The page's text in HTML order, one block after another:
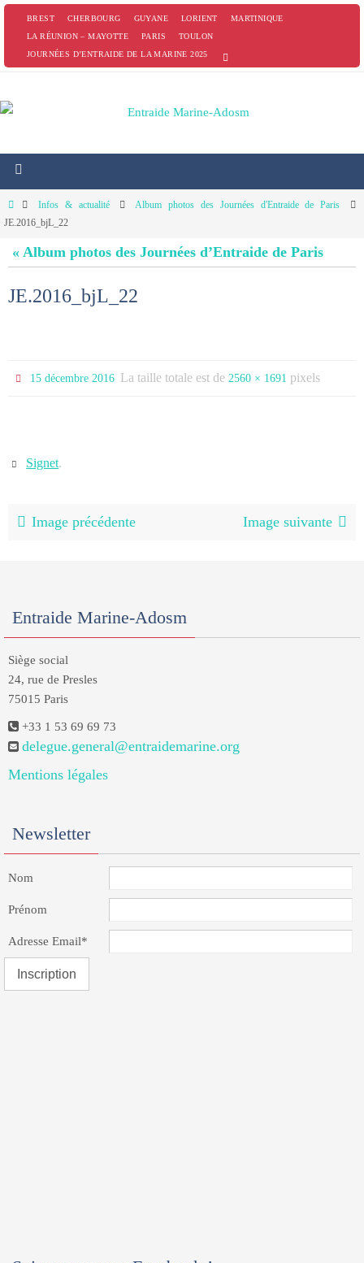
PasserBREST CHERBOURG GUYANE LORIENT
MARTINIQUE
LA RÉUNION – MAYOTTE
PARIS
TOULON
JOURNÉES D’ENTRAIDE DE LA MARINE 2025
HomeInfos & actualité
Album photos des Journées d'Entraide de Paris
JE.2016_bjL_22
« Album photos des Journées d’Entraide de Paris
JE.2016_bjL_22
15 décembre 2016 La taille totale est de 2560 × 1691 pixels
Signet.
Image précédente Image suivante
Entraide Marine-Adosm
Siège social
24, rue de Presles
75015 Paris
+33 1 53 69 69 73
delegue.general@entraidemarine.org
Mentions légales
Newsletter
Nom
Prénom
Adresse Email*